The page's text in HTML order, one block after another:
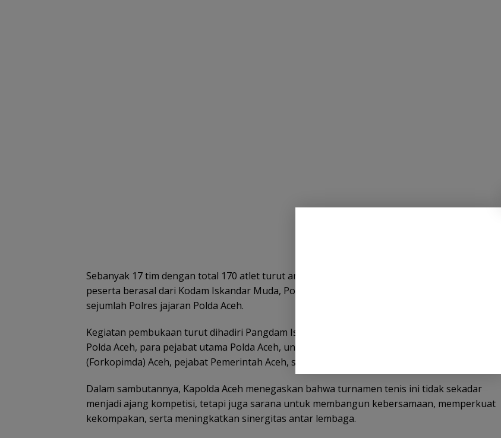
Sebanyak 17 tim dengan total 170 atlet turut ambil bagian dalam kejuaraan tersebut. Para
peserta berasal dari Kodam Iskandar Muda, Polda Aceh, Polresta Banda Aceh, serta
sejumlah Polres jajaran Polda Aceh.
Kegiatan pembukaan turut dihadiri Pangdam Iskandar Muda, Wakapolda Aceh, Irwasda
Polda Aceh, para pejabat utama Polda Aceh, unsur Forum Koordinasi Pimpinan Daerah
(Forkopimda) Aceh, pejabat Pemerintah Aceh, serta tamu undangan lainnya.
Dalam sambutannya, Kapolda Aceh menegaskan bahwa turnamen tenis ini tidak sekadar
menjadi ajang kompetisi, tetapi juga sarana untuk membangun kebersamaan, memperkuat
kekompakan, serta meningkatkan sinergitas antar lembaga.